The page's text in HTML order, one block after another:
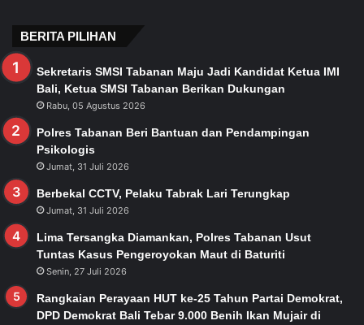
BERITA PILIHAN
Sekretaris SMSI Tabanan Maju Jadi Kandidat Ketua IMI
Bali, Ketua SMSI Tabanan Berikan Dukungan
Rabu, 05 Agustus 2026
Polres Tabanan Beri Bantuan dan Pendampingan
Psikologis
Jumat, 31 Juli 2026
Berbekal CCTV, Pelaku Tabrak Lari Terungkap
Jumat, 31 Juli 2026
Lima Tersangka Diamankan, Polres Tabanan Usut
Tuntas Kasus Pengeroyokan Maut di Baturiti
Senin, 27 Juli 2026
Rangkaian Perayaan HUT ke-25 Tahun Partai Demokrat,
DPD Demokrat Bali Tebar 9.000 Benih Ikan Mujair di